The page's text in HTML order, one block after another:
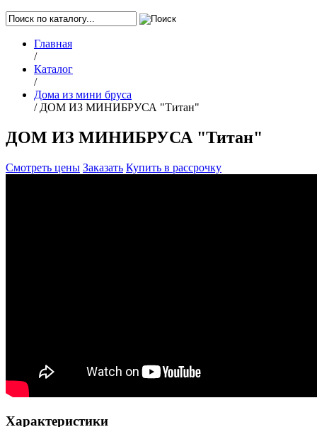
Главная
/
Каталог
/
Дома из мини бруса
/ ДОМ ИЗ МИНИБРУСА "Титан"
ДОМ ИЗ МИНИБРУСА "Титан"
Смотреть цены Заказать Купить в рассрочку
Характеристики